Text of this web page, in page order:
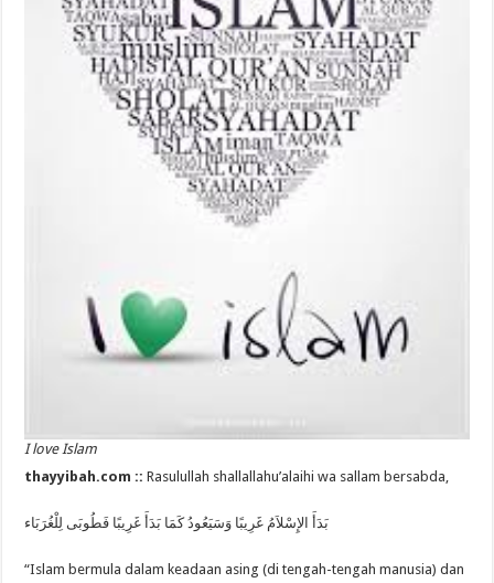
I love Islam
thayyibah.com ::Rasulullah shallallahu’alaihi wa sallam bersabda,
بَدَأَ الإِسْلاَمُ غَرِيبًا وَسَيَعُودُ كَمَا بَدَأَ غَرِيبًا فَطُوبَى لِلْغُرَبَاء
“Islam bermula dalam keadaan asing (di tengah-tengah manusia) dan